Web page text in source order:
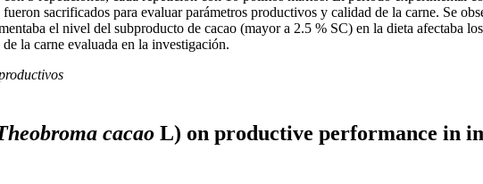
sacrificados para evaluar parámetros productivos y calidad de la carne. Se
el nivel del subproducto de cacao (mayor a 2.5 % SC) en la dieta afectaba
la carne evaluada en la investigación.
cacaoL) on productive performance in